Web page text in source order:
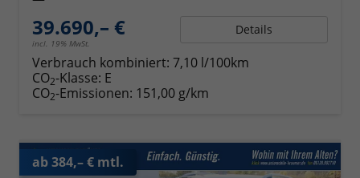
39.690,– €
incl. 19% MwSt.
Details
Verbrauch kombiniert: 7,10 l/100km
CO2-Klasse: E
CO2-Emissionen: 151,00 g/km
ab 384,– € mtl.